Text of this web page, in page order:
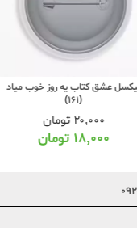
پیکسل عشق کتاب خدا رو دارم (160)
۲۰,۰۰۰تومان
۱۸,۰۰۰تومان